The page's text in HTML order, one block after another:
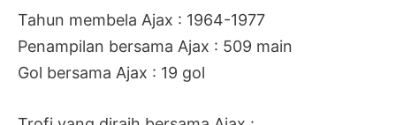
Tahun membela Ajax : 1964-1977
Penampilan bersama Ajax : 509 main
Gol bersama Ajax : 19 gol